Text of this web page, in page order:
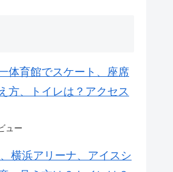
体育館でスケート、座席
方、トイレは？アクセス
ュー
横浜アリーナ、アイスシ